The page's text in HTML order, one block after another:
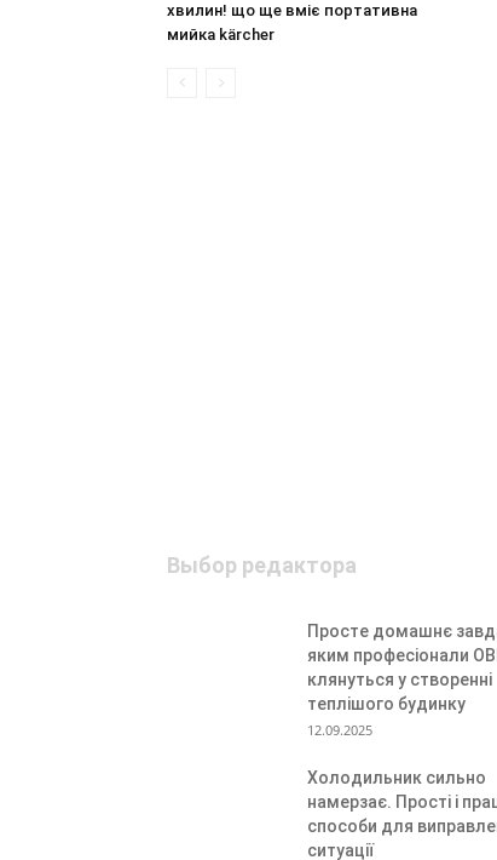
хвилин! що ще вміє портативна
мийка kärcher
Выбор редактора
Просте домашнє
яким професіонали
клянуться у створенні
теплішого будинку
12.09.2025
Холодильник сильно
намерзає. Прості і
способи для
ситуації